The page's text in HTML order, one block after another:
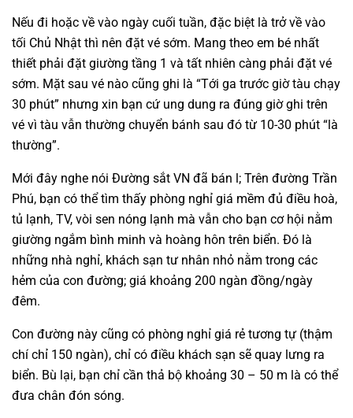
Nếu đi hoặc về vào ngày cuối tuần, đặc biệt là trở về vào
tối Chủ Nhật thì nên đặt vé sớm. Mang theo em bé nhất
thiết phải đặt giường tầng 1 và tất nhiên càng phải đặt vé
sớm. Mặt sau vé nào cũng ghi là “Tới ga trước giờ tàu chạy
30 phút” nhưng xin bạn cứ ung dung ra đúng giờ ghi trên
vé vì tàu vẫn thường chuyển bánh sau đó từ 10-30 phút “là
thường”.
Mới đây nghe nói Đường sắt VN đã bán l; Trên đường Trần
Phú, bạn có thể tìm thấy phòng nghỉ giá mềm đủ điều hoà,
tủ lạnh, TV, vòi sen nóng lạnh mà vẫn cho bạn cơ hội nằm
giường ngắm bình minh và hoàng hôn trên biển. Đó là
những nhà nghỉ, khách sạn tư nhân nhỏ nằm trong các
hẻm của con đường; giá khoảng 200 ngàn đồng/ngày
đêm.
Con đường này cũng có phòng nghỉ giá rẻ tương tự (thậm
chí chỉ 150 ngàn), chỉ có điều khách sạn sẽ quay lưng ra
biển. Bù lại, bạn chỉ cần thả bộ khoảng 30 – 50 m là có thể
đưa chân đón sóng.